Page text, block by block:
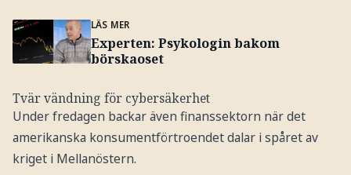
LÄS MER
Experten: Psykologin bakom
börskaoset
Tvär vändning för cybersäkerhet
Under fredagen backar även finanssektorn när det
amerikanska konsumentförtroendet dalar i spåret av
kriget i Mellanöstern.